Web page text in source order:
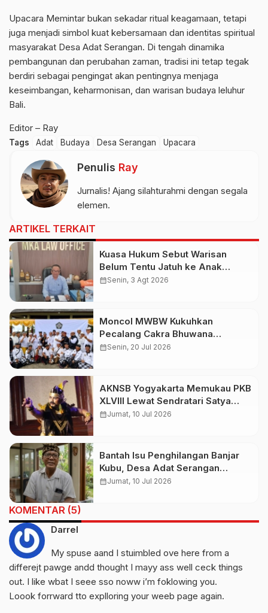
Upacara Memintar bukan sekadar ritual keagamaan, tetapi
juga menjadi simbol kuat kebersamaan dan identitas spiritual
masyarakat Desa Adat Serangan. Di tengah dinamika
pembangunan dan perubahan zaman, tradisi ini tetap tegak
berdiri sebagai pengingat akan pentingnya menjaga
keseimbangan, keharmonisan, dan warisan budaya leluhur
Bali.
Editor – Ray
Tags Adat Budaya Desa Serangan Upacara
Penulis Ray
Jurnalis! Ajang silahturahmi dengan segala
elemen.
ARTIKEL TERKAIT
Kuasa Hukum Sebut Warisan
Belum Tentu Jatuh ke Anak
Kandung, Jero Mangku “Merusak
calendar_monthSenin, 3 Agt 2026
Moncol MWBW Kukuhkan
Pecalang Cakra Bhuwana
Nusantara
calendar_monthSenin, 20 Jul 2026
AKNSB Yogyakarta Memukau PKB
XLVIII Lewat Sendratari Satya
Paramartha, Kisah Bratasena
calendar_monthJumat, 10 Jul 2026
Bantah Isu Penghilangan Banjar
Kubu, Desa Adat Serangan
Tegaskan Warga Sudah
calendar_monthJumat, 10 Jul 2026
KOMENTAR (5)
Darrel
My spuse aand I stuimbled ove here from a
differejt pawge andd thought I mayy ass well ceck things
out. I like wbat I seee sso noww i’m foklowing you.
Loook forrward tto explloring your weeb page again.